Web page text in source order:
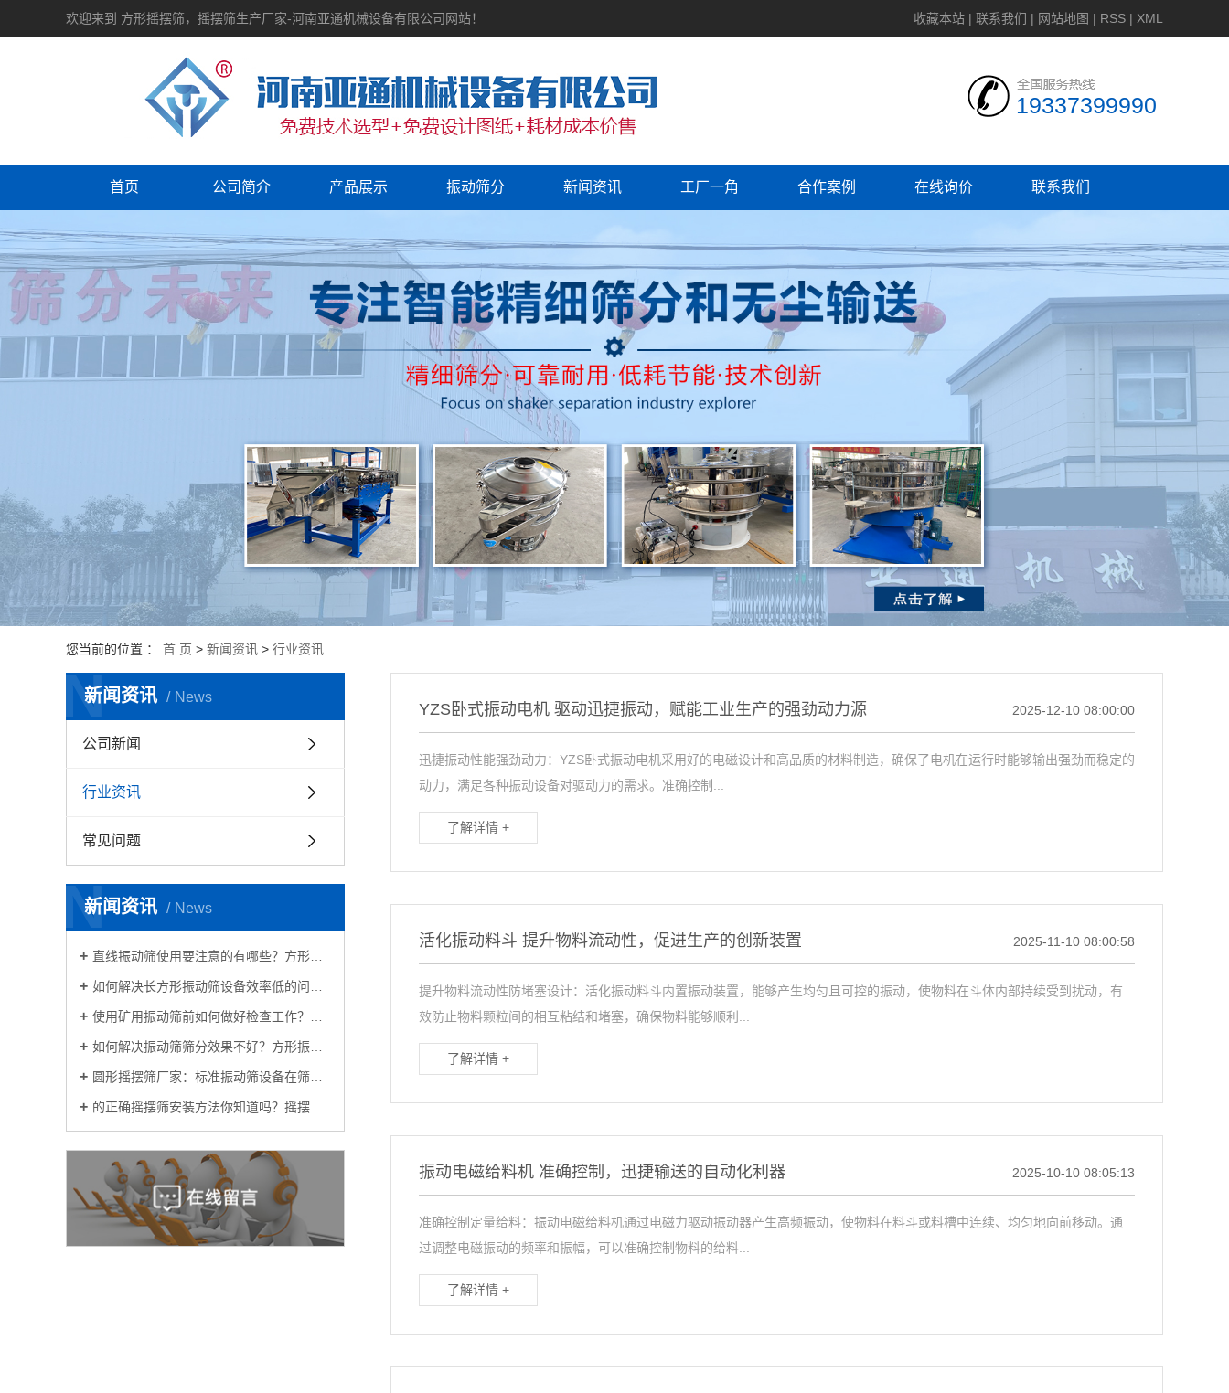
欢迎来到 方形摇摆筛，摇摆筛生产厂家-河南亚通机械设备有限公司网站！ 收藏本站 | 联系我们 | 网站地图 | RSS | XML
19337399990
首页 公司简介
资质荣誉
产品展示
输送机械
提升机械
振动电机
振动给料机
振动料斗
振动筛分 新闻资讯
行业资讯
常见问题
工厂一角 合作案例 在线询价 联系我们
您当前的位置 ： 首 页 > 新闻资讯 > 行业资讯
新闻资讯 News
N
公司新闻
行业资讯
常见问题
新闻资讯 News
N
直线振动筛使用要注意的有哪些？方形振动筛生产厂家为你解答
如何解决长方形振动筛设备效率低的问题呢？
使用矿用振动筛前如何做好检查工作？方形振动筛厂家讲一讲
如何解决振动筛筛分效果不好？方形振动筛供应厂家告诉你
圆形摇摆筛厂家：标准振动筛设备在筛分过程中出现混料的原因？
的正确摇摆筛安装方法你知道吗？摇摆筛分机厂家教教你
YZS卧式振动电机 驱动迅捷振动，赋能工业生产的强劲动力源 2025-12-10 08:00:00
迅捷振动性能强劲动力：YZS卧式振动电机采用好的电磁设计和高品质的材料制造，确保了电机在运行时能够输出强劲而稳定的
动力，满足各种振动设备对驱动力的需求。准确控制...
了解详情 +
活化振动料斗 提升物料流动性，促进生产的创新装置 2025-11-10 08:00:58
提升物料流动性防堵塞设计：活化振动料斗内置振动装置，能够产生均匀且可控的振动，使物料在斗体内部持续受到扰动，有
效防止物料颗粒间的相互粘结和堵塞，确保物料能够顺利...
了解详情 +
振动电磁给料机 准确控制，迅捷输送的自动化利器 2025-10-10 08:05:13
准确控制定量给料：振动电磁给料机通过电磁力驱动振动器产生高频振动，使物料在料斗或料槽中连续、均匀地向前移动。通
过调整电磁振动的频率和振幅，可以准确控制物料的给料...
了解详情 +